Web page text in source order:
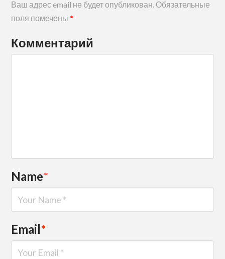
Ваш адрес email не будет опубликован. Обязательные
поля помечены*
Комментарий
Name*
Email*